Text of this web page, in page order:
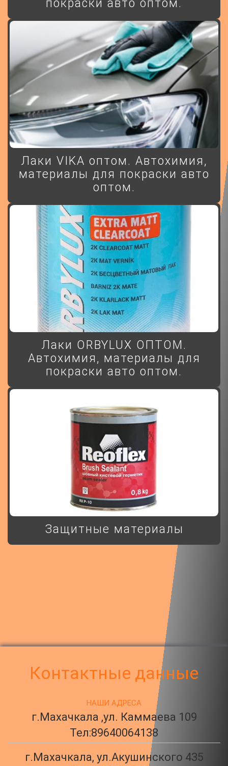
покраски авто оптом.
Лаки VIKA оптом. Автохимия,
материалы для покраски авто
оптом.
Лаки ORBYLUX ОПТОМ.
Автохимия, материалы для
покраски авто оптом.
Защитные материалы
Контактные данные
НАШИ АДРЕСА
г.Махачкала ,ул. Каммаева 109
Тел:89640064138
г.Махачкала, ул.Акушинского 435